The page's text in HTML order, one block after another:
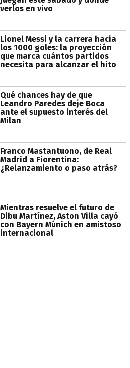
verlos en vivo
Lionel Messi y la carrera hacia
los 1000 goles: la proyección
que marca cuántos partidos
necesita para alcanzar el hito
Qué chances hay de que
Leandro Paredes deje Boca
ante el supuesto interés del
Milan
Franco Mastantuono, de Real
Madrid a Fiorentina:
¿Relanzamiento o paso atrás?
Mientras resuelve el futuro de
Dibu Martínez, Aston Villa cayó
con Bayern Múnich en amistoso
internacional